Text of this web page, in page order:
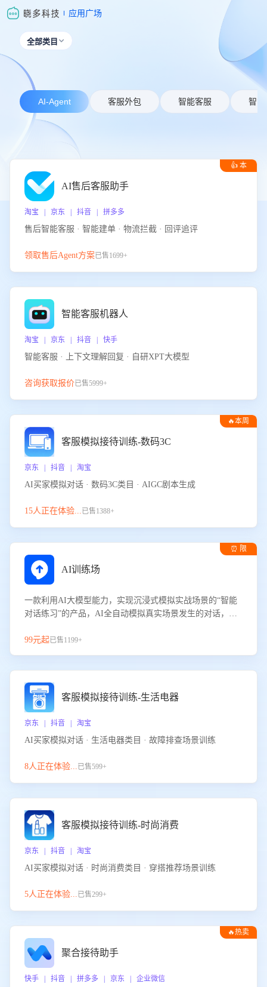
应用广场
全部类目 
AI-Agent 客服外包 智能客服 智能
👍 本
AI售后客服助手
淘宝 | 京东 | 抖音 | 拼多多
售后智能客服 · 智能建单 · 物流拦截 · 回评追评
领取售后Agent方案已售1699+
智能客服机器人
淘宝 | 京东 | 抖音 | 快手
智能客服 · 上下文理解回复 · 自研XPT大模型
咨询获取报价已售5999+
🔥本周
客服模拟接待训练-数码3C
京东 | 抖音 | 淘宝
AI买家模拟对话 · 数码3C类目 · AIGC剧本生成
15人正在体验...已售1388+
⏰ 限
AI训练场
一款利用AI大模型能力，实现沉浸式模拟实战场景的“智能
对话练习”的产品，AI全自动模拟真实场景发生的对话，企
服能力。
99元起已售1199+
客服模拟接待训练-生活电器
京东 | 抖音 | 淘宝
AI买家模拟对话 · 生活电器类目 · 故障排查场景训练
8人正在体验...已售599+
客服模拟接待训练-时尚消费
京东 | 抖音 | 淘宝
AI买家模拟对话 · 时尚消费类目 · 穿搭推荐场景训练
5人正在体验...已售299+
🔥热卖
聚合接待助手
快手 | 抖音 | 拼多多 | 京东 | 企业微信